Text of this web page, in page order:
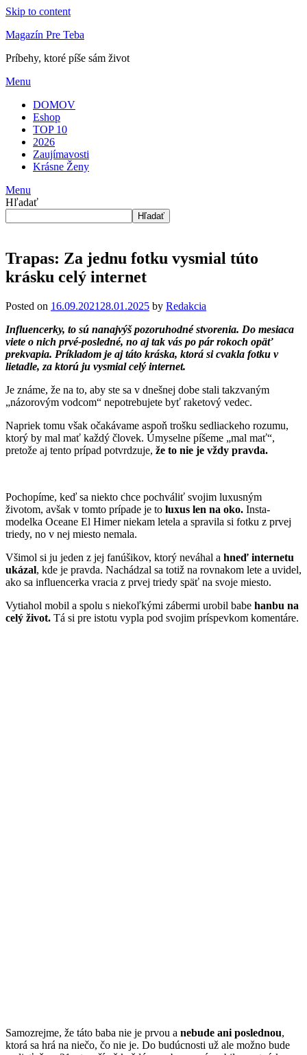
Skip to content
Magazín Pre Teba
Príbehy, ktoré píše sám život
Menu
DOMOV
Eshop
TOP 10
2026
Zaujímavosti
Krásne Ženy
Menu
Hľadať
Hľadať
Trapas: Za jednu fotku vysmial túto
krásku celý internet
Posted on 16.09.2021 28.01.2025 by Redakcia
Influencerky, to sú nanajvýš pozoruhodné stvorenia. Do mesiaca
viete o nich prvé-posledné, no aj tak vás po pár rokoch opäť
prekvapia. Príkladom je aj táto kráska, ktorá si cvakla fotku v
lietadle, za ktorú ju vysmial celý internet.
Je známe, že na to, aby ste sa v dnešnej dobe stali takzvaným
„názorovým vodcom“ nepotrebujete byť raketový vedec.
Napriek tomu však očakávame aspoň trošku sedliackeho rozumu,
ktorý by mal mať každý človek. Úmyselne píšeme „mal mať“,
pretože aj tento prípad potvrdzuje, že to nie je vždy pravda.
Pochopíme, keď sa niekto chce pochváliť svojim luxusným
životom, avšak v tomto prípade je to luxus len na oko. Insta-
modelka Oceane El Himer niekam letela a spravila si fotku z prvej
triedy, no v nej miesto nemala.
Všimol si ju jeden z jej fanúšikov, ktorý neváhal a hneď internetu
ukázal, kde je pravda. Nachádzal sa totiž na rovnakom lete a uvidel,
ako sa influencerka vracia z prvej triedy späť na svoje miesto.
Vytiahol mobil a spolu s niekoľkými zábermi urobil babe hanbu na
celý život. Tá si pre istotu vypla pod svojim príspevkom komentáre.
Samozrejme, že táto baba nie je prvou a nebude ani poslednou,
ktorá sa hrá na niečo, čo nie je. Do budúcnosti už ale možno bude